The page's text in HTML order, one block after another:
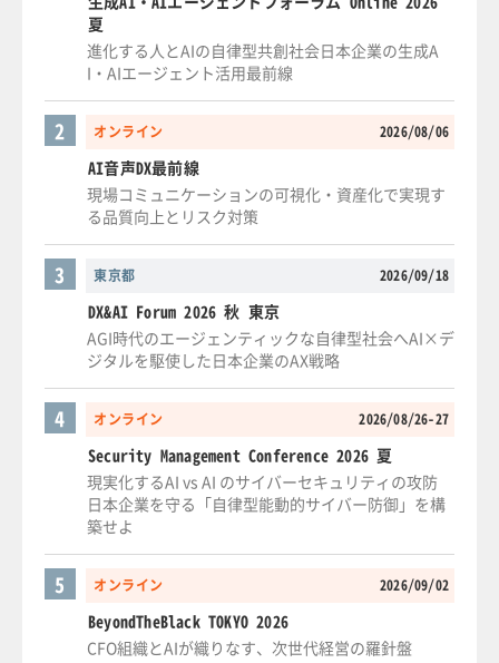
夏
進化する人とAIの自律型共創社会日本企業の生成A
I・AIエージェント活用最前線
オンライン 2026/08/06
2
AI音声DX最前線
現場コミュニケーションの可視化・資産化で実現す
る品質向上とリスク対策
東京都 2026/09/18
3
DX&AI Forum 2026 秋 東京
AGI時代のエージェンティックな自律型社会へAI×デ
ジタルを駆使した日本企業のAX戦略
オンライン 2026/08/26-27
4
Security Management Conference 2026 夏
現実化するAI vs AI のサイバーセキュリティの攻防
日本企業を守る「自律型能動的サイバー防御」を構
築せよ
オンライン 2026/09/02
5
BeyondTheBlack TOKYO 2026
CFO組織とAIが織りなす、次世代経営の羅針盤